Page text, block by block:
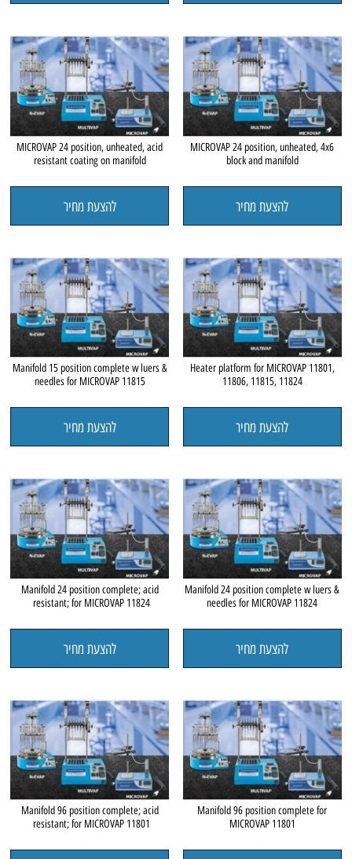
MICROVAP 24 position, unheated, 4x6
block and manifold
להצעת מחיר
MICROVAP 24 position, unheated, acid
resistant coating on manifold
להצעת מחיר
Heater platform for MICROVAP 11801,
11806, 11815, 11824
להצעת מחיר
Manifold 15 position complete w luers &
needles for MICROVAP 11815
להצעת מחיר
Manifold 24 position complete w luers &
needles for MICROVAP 11824
להצעת מחיר
Manifold 24 position complete; acid
resistant; for MICROVAP 11824
להצעת מחיר
Manifold 96 position complete for
MICROVAP 11801
Manifold 96 position complete; acid
resistant; for MICROVAP 11801